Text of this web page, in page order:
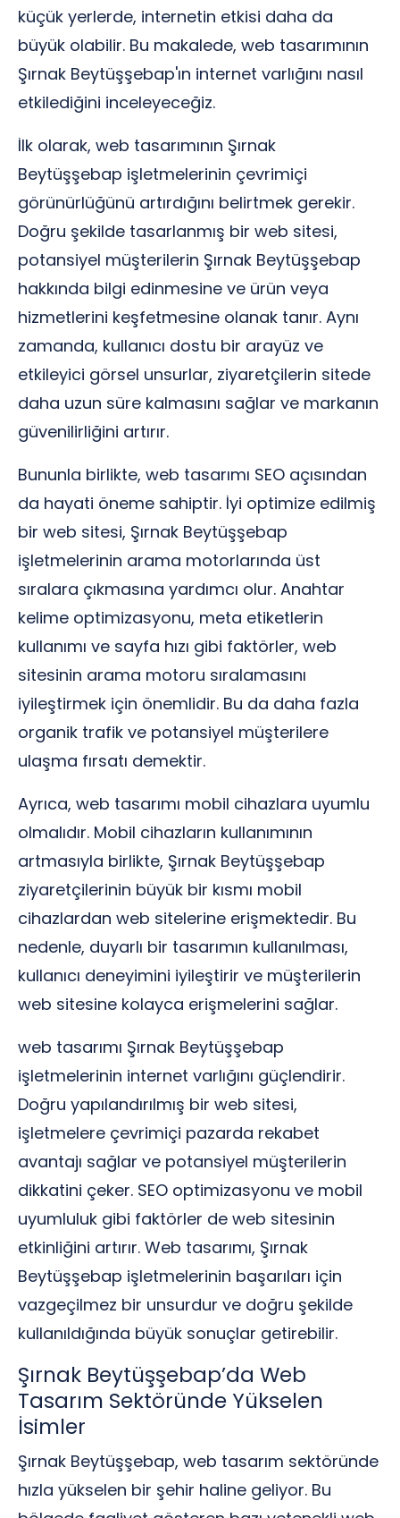
küçük yerlerde, internetin etkisi daha da
büyük olabilir. Bu makalede, web tasarımının
Şırnak Beytüşşebap'ın internet varlığını nasıl
etkilediğini inceleyeceğiz.
İlk olarak, web tasarımının Şırnak
Beytüşşebap işletmelerinin çevrimiçi
görünürlüğünü artırdığını belirtmek gerekir.
Doğru şekilde tasarlanmış bir web sitesi,
potansiyel müşterilerin Şırnak Beytüşşebap
hakkında bilgi edinmesine ve ürün veya
hizmetlerini keşfetmesine olanak tanır. Aynı
zamanda, kullanıcı dostu bir arayüz ve
etkileyici görsel unsurlar, ziyaretçilerin sitede
daha uzun süre kalmasını sağlar ve markanın
güvenilirliğini artırır.
Bununla birlikte, web tasarımı SEO açısından
da hayati öneme sahiptir. İyi optimize edilmiş
bir web sitesi, Şırnak Beytüşşebap
işletmelerinin arama motorlarında üst
sıralara çıkmasına yardımcı olur. Anahtar
kelime optimizasyonu, meta etiketlerin
kullanımı ve sayfa hızı gibi faktörler, web
sitesinin arama motoru sıralamasını
iyileştirmek için önemlidir. Bu da daha fazla
organik trafik ve potansiyel müşterilere
ulaşma fırsatı demektir.
Ayrıca, web tasarımı mobil cihazlara uyumlu
olmalıdır. Mobil cihazların kullanımının
artmasıyla birlikte, Şırnak Beytüşşebap
ziyaretçilerinin büyük bir kısmı mobil
cihazlardan web sitelerine erişmektedir. Bu
nedenle, duyarlı bir tasarımın kullanılması,
kullanıcı deneyimini iyileştirir ve müşterilerin
web sitesine kolayca erişmelerini sağlar.
web tasarımı Şırnak Beytüşşebap
işletmelerinin internet varlığını güçlendirir.
Doğru yapılandırılmış bir web sitesi,
işletmelere çevrimiçi pazarda rekabet
avantajı sağlar ve potansiyel müşterilerin
dikkatini çeker. SEO optimizasyonu ve mobil
uyumluluk gibi faktörler de web sitesinin
etkinliğini artırır. Web tasarımı, Şırnak
Beytüşşebap işletmelerinin başarıları için
vazgeçilmez bir unsurdur ve doğru şekilde
kullanıldığında büyük sonuçlar getirebilir.
Şırnak Beytüşşebap’da Web
Tasarım Sektöründe Yükselen
İsimler
Şırnak Beytüşşebap, web tasarım sektöründe
hızla yükselen bir şehir haline geliyor. Bu